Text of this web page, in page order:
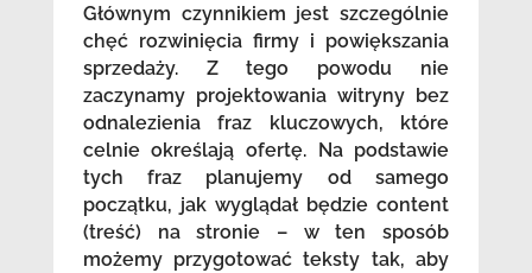
Głównym czynnikiem jest szczególnie
chęć rozwinięcia firmy i powiększania
sprzedaży. Z tego powodu nie
zaczynamy projektowania witryny bez
odnalezienia fraz kluczowych, które
celnie określają ofertę. Na podstawie
tych fraz planujemy od samego
początku, jak wyglądał będzie content
(treść) na stronie – w ten sposób
możemy przygotować teksty tak, aby